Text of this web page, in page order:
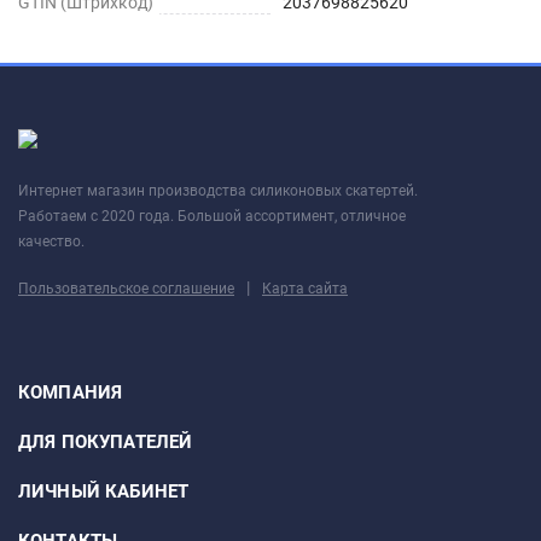
Фактический размер скатерти при получении по
длинной стороне в течении 1-3 недель (зависит
от температуры в помещении), также этот запас
под уголки вашего стола.
Интернет магазин производства силиконовых скатертей.
Работаем с 2020 года. Большой ассортимент, отличное
качество.
Пользовательское соглашение | Карта сайта
КОМПАНИЯ
ДЛЯ ПОКУПАТЕЛЕЙ
ЛИЧНЫЙ КАБИНЕТ